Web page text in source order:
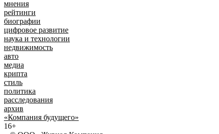
мнения
рейтинги
биографии
цифровое развитие
наука и технологии
недвижимость
авто
медиа
крипта
стиль
политика
расследования
архив
«Компания будущего»
16+